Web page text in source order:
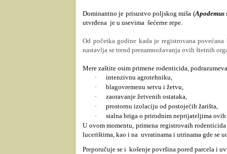
Dominantno je prisustvo poljskog miša (Apodemus
utvrđena je u usevima šećerne repe.
Od početka godine kada je registrovana
nastavlja se trend prenamnožavanja ovih štetnih
Mere zaštite osim primene rodenticida,
·
intenzivnu agrotehniku,
·
blagovremenu setvu i žetvu,
·
zaoravanje žetvenih ostataka,
·
prostornu izolaciju od postojećih žarišta,
·
stalna briga o prirodnim neprijateljima ovih
U ovom momentu, primena registrovaih
lucerištima, kao i na uvratinama i utrinama gde se
Preporučuje se i košenje površina pored parcela i